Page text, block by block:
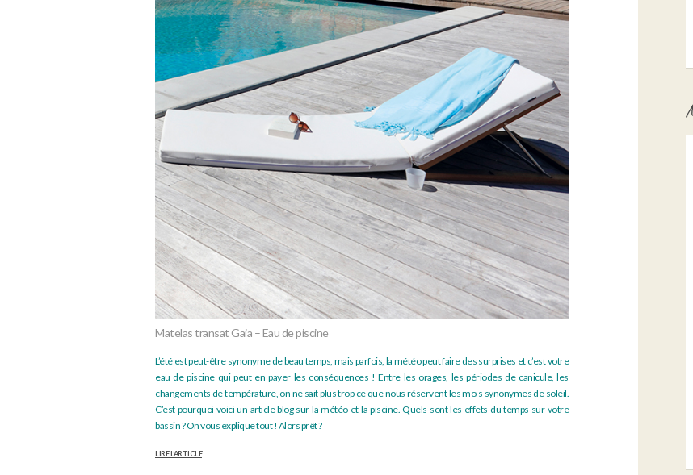
Matelas transat Gaia – Eau de piscine
L’été est peut-être synonyme de beau temps, mais parfois, la météo peut faire des surprises et c’est votre
eau de piscine qui peut en payer les conséquences ! Entre les orages, les périodes de canicule, les
changements de température, on ne sait plus trop ce que nous réservent les mois synonymes de soleil.
C’est pourquoi voici un article blog sur la météo et la piscine. Quels sont les effets du temps sur votre
bassin ? On vous explique tout ! Alors prêt ?
LIRE L’ARTICLE